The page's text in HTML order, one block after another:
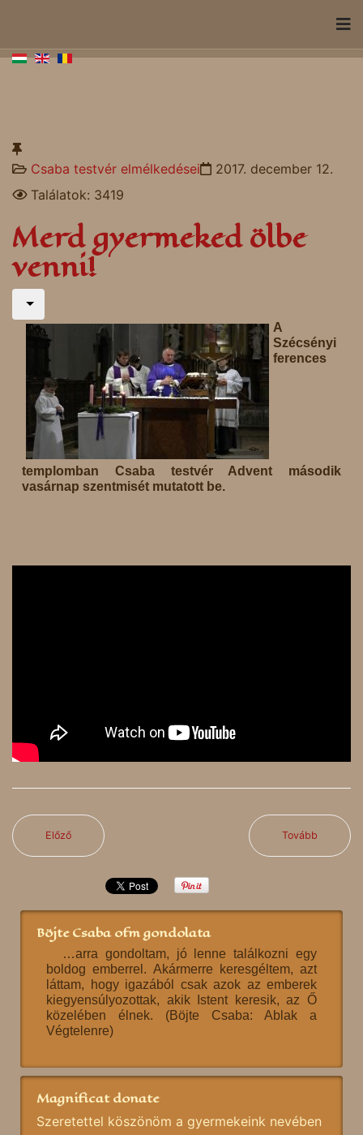
Csaba testvér elmélkedései
2017. december 12.
Találatok: 3419
Merd gyermeked ölbe
venni!
A
Szécsényi
ferences
templomban Csaba testvér Advent második
vasárnap szentmisét mutatott be.
Előző Tovább
Böjte Csaba ofm gondolata
…arra gondoltam, jó lenne találkozni egy
boldog emberrel. Akármerre keresgéltem, azt
láttam, hogy igazából csak azok az emberek
kiegyensúlyozottak, akik Istent keresik, az Ő
közelében élnek. (Böjte Csaba: Ablak a
Végtelenre)
Magnificat donate
Szeretettel köszönöm a gyermekeink nevében